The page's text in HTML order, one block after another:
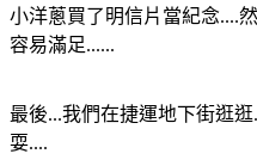
小洋蔥買了明信片當紀念....
容易滿足......
最後...我們在捷運地下街逛
耍....